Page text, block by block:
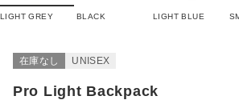
LIGHT GREY BLACK LIGHT BLUE
在庫なし UNISEX
Pro Light Backpack